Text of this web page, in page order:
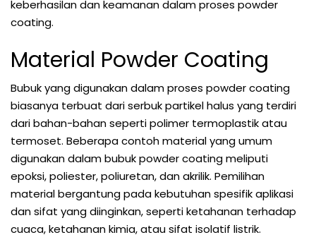
keberhasilan dan keamanan dalam proses powder
coating.
Material Powder Coating
Bubuk yang digunakan dalam proses powder coating
biasanya terbuat dari serbuk partikel halus yang terdiri
dari bahan-bahan seperti polimer termoplastik atau
termoset. Beberapa contoh material yang umum
digunakan dalam bubuk powder coating meliputi
epoksi, poliester, poliuretan, dan akrilik. Pemilihan
material bergantung pada kebutuhan spesifik aplikasi
dan sifat yang diinginkan, seperti ketahanan terhadap
cuaca, ketahanan kimia, atau sifat isolatif listrik.